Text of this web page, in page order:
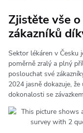
Zjistěte vše
zákazníků
Sektor lékáren v Česku
poměrně zralý a plný
poslouchat své
2024 jasně dokazuje,
dokonalosti se